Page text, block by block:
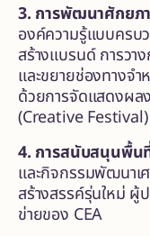
3. การพัฒนาศักยภ
องค์ความรู้แบบคร
สร้างแบรนด์ การว
และขยายช่องทางจำ
ด้วยการจัดแสดงผล
(Creative
4. การสนับสนุนพื้น
และกิจกรรมพัฒนาเ
สร้างสรรค์รุ่นใหม่ ผู้
ข่ายของ CEA